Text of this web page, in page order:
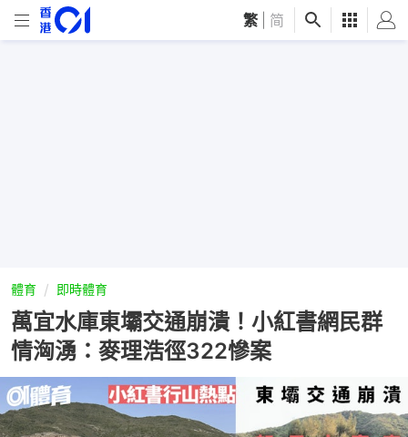
繁 简
體育 即時體育
萬宜水庫東壩交通崩潰！小紅書網民群
情洶湧：麥理浩徑322慘案